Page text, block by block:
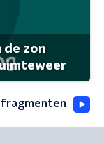
de zon